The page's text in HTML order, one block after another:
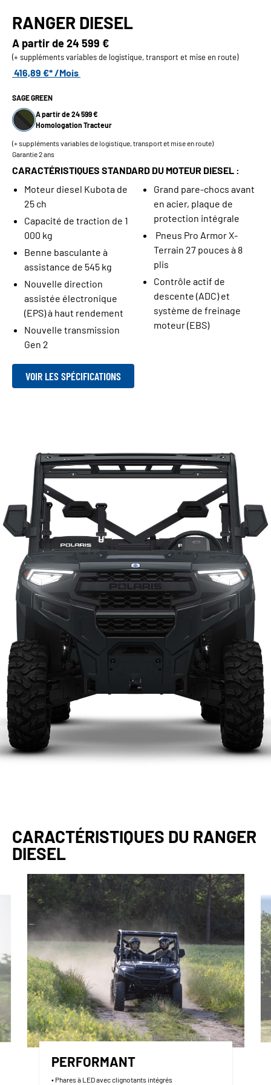
RANGER DIESEL
A partir de24 599 €
(+ suppléments variables de logistique, transport et mise en route)
416,89 €* /Mois
SAGE GREEN
A partir de 24 599 €
Homologation Tracteur
(+ suppléments variables de logistique, transport et mise en route)
Garantie 2 ans
CARACTÉRISTIQUES STANDARD DU MOTEUR DIESEL :
Moteur diesel Kubota de
25 ch
Capacité de traction de 1
000 kg
Benne basculante à
assistance de 545 kg
Nouvelle direction
assistée électronique
(EPS) à haut rendement
Nouvelle transmission
Gen 2
Grand pare-chocs avant
en acier, plaque de
protection intégrale
Pneus Pro Armor X-
Terrain 27 pouces à 8
plis
Contrôle actif de
descente (ADC) et
système de freinage
moteur (EBS)
VOIR LES SPÉCIFICATIONS
CARACTÉRISTIQUES DU RANGER
DIESEL
PERFORMANT
• Phares à LED avec clignotants intégrés